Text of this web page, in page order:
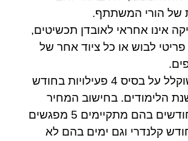
של הורי המשתתף.
אינו אחראי לאובדן תכשיטים,
פריטי לבוש או כל ציוד אחר של
המחיר שוקלל על בסיס 4 פעילויות בחודש
הלימודים. בחישוב המחיר
שוקללו חודשים בהם מתקיימים 5 מפגשים
קלנדרי וגם ימים בהם לא